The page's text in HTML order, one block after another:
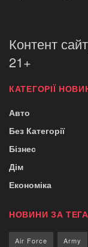
Контент
21+
КАТЕГОРІЇ
Авто
Без Категорії
Бізнес
Дім
Економіка
НОВИНИ ЗА
Air Force Army